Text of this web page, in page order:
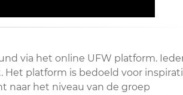
via het online UFW platform.
platform is bedoeld voor
naar het niveau van de groep